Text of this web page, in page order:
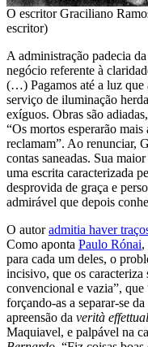
O escritor Graciliano
escritor)
A administração padecia
negócio referente à
(…) Pagamos até a luz que
serviço de iluminação
exíguos. Obras são
“Os mortos esperarão
reclamam”. Ao renunciar,
contas saneadas. Sua
uma escrita caracterizada
desprovida de graça e
admirável que depois
O autoradmitia haver
Como aponta Paulo Rónai,
para cada um deles, o
incisivo, que os caracteriza
convencional e vazia”, que
forçando-as a separar-se
apreensão da verità
Maquiavel, e palpável na